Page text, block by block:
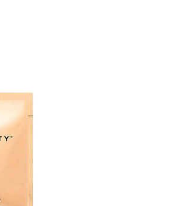
MASQUE UNIQUE LIMITLESS GLOW